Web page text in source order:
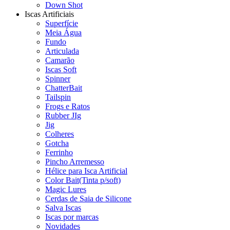
Down Shot
Iscas Artificiais
Superfície
Meia Água
Fundo
Articulada
Camarão
Iscas Soft
Spinner
ChatterBait
Tailspin
Frogs e Ratos
Rubber JIg
Jig
Colheres
Gotcha
Ferrinho
Pincho Arremesso
Hélice para Isca Artificial
Color Bait(Tinta p/soft)
Magic Lures
Cerdas de Saia de Silicone
Salva Iscas
Iscas por marcas
Novidades